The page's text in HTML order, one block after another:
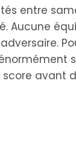
entre
Aucune
avant